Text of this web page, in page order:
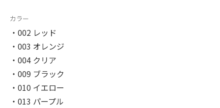
カラー
・002 レッド
・003 オレンジ
・004 クリア
・009 ブラック
・010 イエロー
・013 パープル